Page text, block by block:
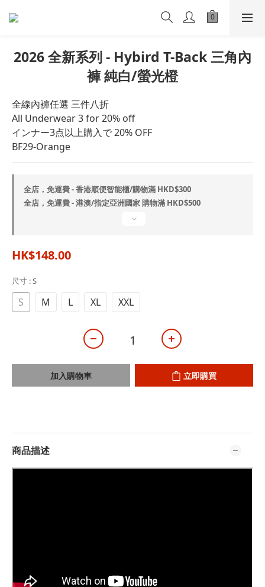
2026 全新系列 - Hybird T-Back 三角內
褲 純白/螢光橙
全線內褲任選 三件八折
All Underwear 3 for 20% off
インナー3点以上購入で 20% OFF
BF29-Orange
全店，免運費 - 香港順便智能櫃/購物滿 HKD$300
全店，免運費 - 港澳/指定亞洲國家 購物滿 HKD$500
HK$148.00
尺寸 : S
S M L XL XXL
加入購物車 立即購買
商品描述